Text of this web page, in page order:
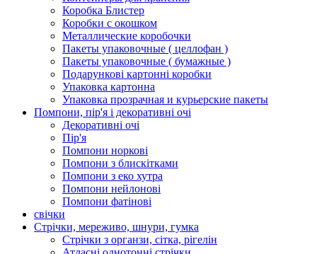
Коробка Блистер
Коробки с окошком
Металлические коробочки
Пакеты упаковочные ( целлофан )
Пакеты упаковочные ( бумажные )
Подарункові картонні коробки
Упаковка картонна
Упаковка прозрачная и курьерские пакеты
Помпони, пір'я і декоративні очі
Декоративні очі
Пір'я
Помпони норкові
Помпони з блискітками
Помпони з еко хутра
Помпони нейлонові
Помпони фатінові
свічки
Стрічки, мереживо, шнури, гумка
Стрічки з органзи, сітка, рігелін